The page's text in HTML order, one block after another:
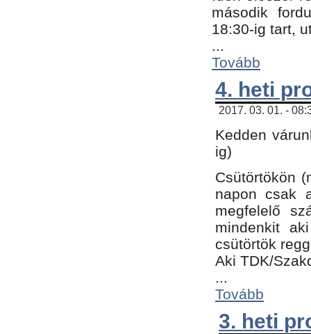
második
18:30-ig tart,
...
Tovább
4. heti
2017. 03. 01. -
Kedden
ig)
Csütörtökön
napon csak
megfelelő
mindenkit
csütörtök
Aki TDK/
...
Tovább
3. heti